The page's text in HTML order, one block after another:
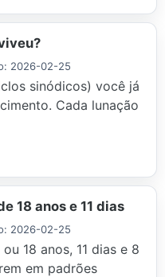
2026-02-25
sinódicos) você já
Cada lunação
18 anos e 11 dias
2026-02-25
18 anos, 11 dias e 8
em padrões